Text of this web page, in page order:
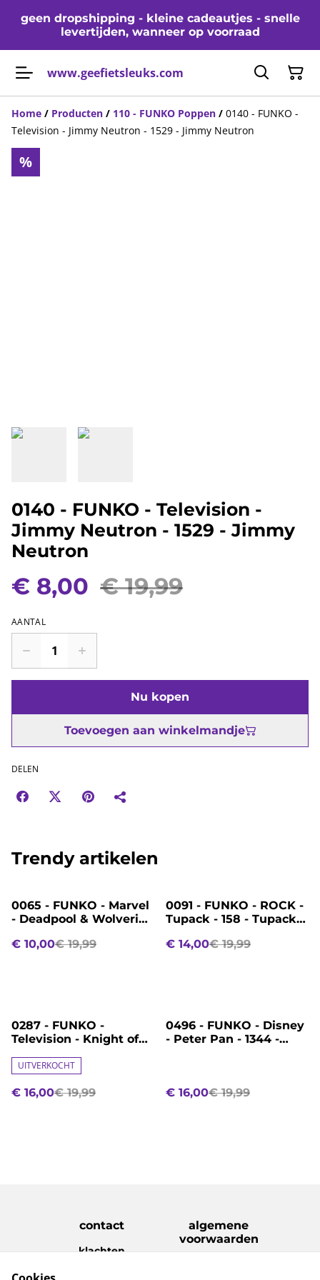
geen dropshipping - kleine cadeautjes - snelle
levertijden, wanneer op voorraad
www.geefietsleuks.com
Home / Producten / 110 - FUNKO Poppen / 0140 - FUNKO -
Television - Jimmy Neutron - 1529 - Jimmy Neutron
%
0140 - FUNKO - Television -
Jimmy Neutron - 1529 - Jimmy
Neutron
€ 8,00 € 19,99
AANTAL
Nu kopen
Toevoegen aan winkelmandje
DELEN
Trendy artikelen
%
0065 - FUNKO - Marvel
- Deadpool & Wolverine
€ 10,00€ 19,99
%
0091 - FUNKO - ROCK -
Tupack - 158 - Tupack
€ 14,00€ 19,99
%
0287 - FUNKO -
Television - Knight of
1899 - Egg
UITVERKOCHT
€ 16,00€ 19,99
%
0496 - FUNKO - Disney
- Peter Pan - 1344 -
€ 16,00€ 19,99
contact
klachten
algemene
voorwaarden